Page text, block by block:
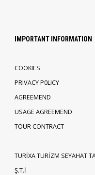
IMPORTANT INFORMATION
COOKIES
PRIVACY P0LICY
AGREEMEND
USAGE AGREEMEND
TOUR CONTRACT
TURİXA TURİZM SEYAHAT
Ş.T.İ